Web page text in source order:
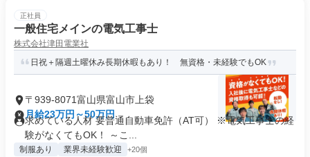
正社員
一般住宅メインの電気工事士
株式会社津田電業社
日祝＋隔週土曜休み長期休暇もあり！ 無資格・未経験でもOK
〒939-8071富山県富山市上袋
月給23万円～50万円
求めている人材 要普通自動車免許（AT可） ※電気工事士の経
験がなくてもOK！ ～こ...
制服あり 業界未経験歓迎 +20個